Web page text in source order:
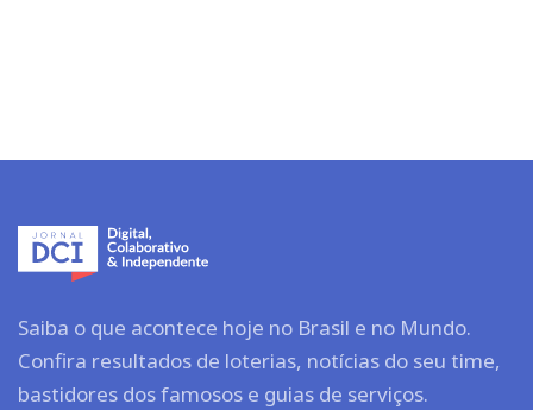
Saiba o que acontece hoje no Brasil e no Mundo.
Confira resultados de loterias, notícias do seu time,
bastidores dos famosos e guias de serviços.